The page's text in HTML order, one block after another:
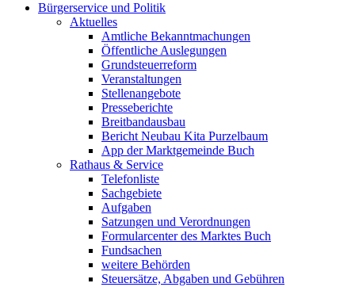
Bürgerservice und Politik
Aktuelles
Amtliche Bekanntmachungen
Öffentliche Auslegungen
Grundsteuerreform
Veranstaltungen
Stellenangebote
Presseberichte
Breitbandausbau
Bericht Neubau Kita Purzelbaum
App der Marktgemeinde Buch
Rathaus & Service
Telefonliste
Sachgebiete
Aufgaben
Satzungen und Verordnungen
Formularcenter des Marktes Buch
Fundsachen
weitere Behörden
Steuersätze, Abgaben und Gebühren